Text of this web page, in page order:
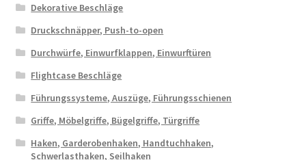
Dekorative Beschläge
Druckschnäpper, Push-to-open
Durchwürfe, Einwurfklappen, Einwurftüren
Flightcase Beschläge
Führungssysteme, Auszüge, Führungsschienen
Griffe, Möbelgriffe, Bügelgriffe, Türgriffe
Haken, Garderobenhaken, Handtuchhaken,
Schwerlasthaken, Seilhaken